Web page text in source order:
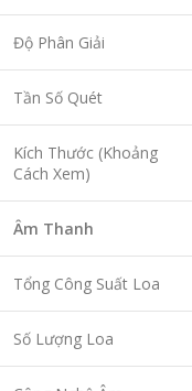
Độ Phân Giải
Tần Số Quét
Kích Thước (Khoảng
Cách Xem)
Âm Thanh
Tổng Công Suất Loa
Số Lượng Loa